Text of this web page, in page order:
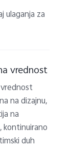
ulaganja za
vrednost
na dizajnu,
na
kontinuirano
duh